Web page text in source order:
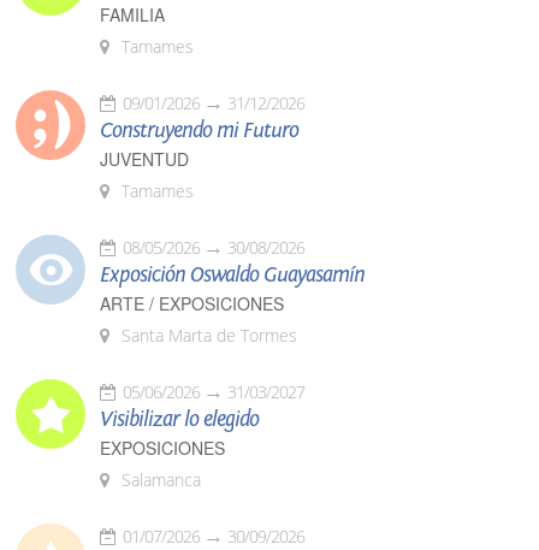
FAMILIA
Tamames
09/01/2026 31/12/2026
Construyendo mi Futuro
JUVENTUD
Tamames
08/05/2026 30/08/2026
Exposición Oswaldo Guayasamín
ARTE / EXPOSICIONES
Santa Marta de Tormes
05/06/2026 31/03/2027
Visibilizar lo elegido
EXPOSICIONES
Salamanca
01/07/2026 30/09/2026